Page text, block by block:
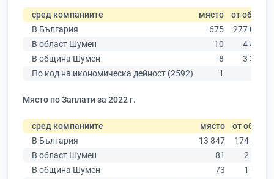
сред компаниите място от общо
В България
675
277 019
В област Шумен
10
4 480
В община Шумен
8
3 331
По код на икономическа дейност (2592)
1
Място по Заплати за 2022 г.
сред компаниите място от общо
В България
13 847
174 403
В област Шумен
81
2 635
В община Шумен
73
1 963